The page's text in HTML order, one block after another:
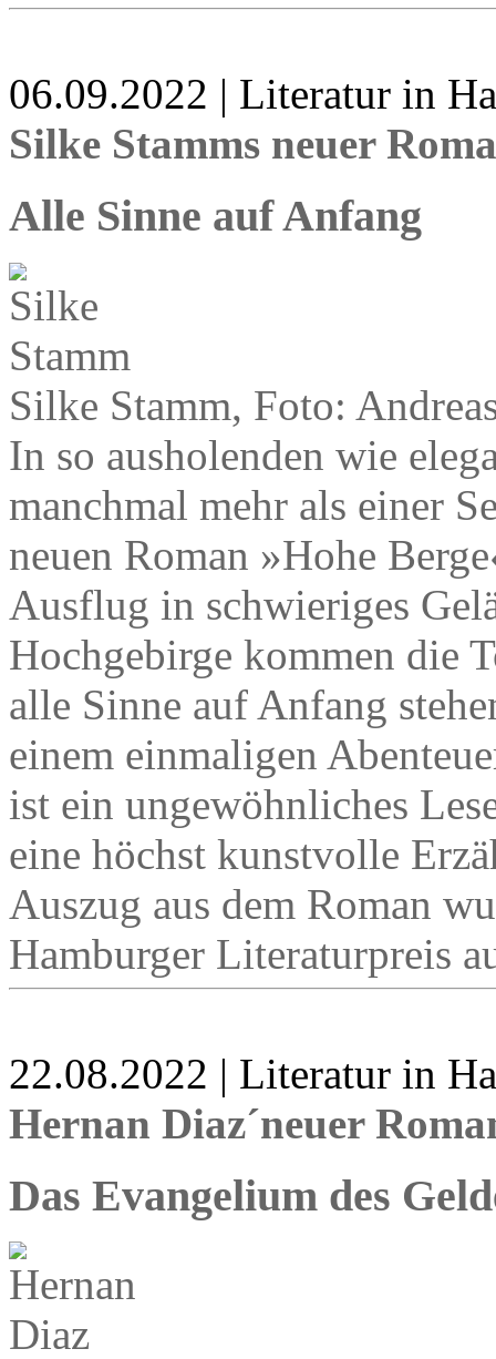
06.09.2022 | Literatur in
Silke Stamms neuer
Alle Sinne auf Anfang
Silke Stamm, Foto:
In so ausholenden wie
manchmal mehr als einer
neuen Roman »Hohe
Ausflug in schwieriges
Hochgebirge kommen die
alle Sinne auf Anfang
einem einmaligen
ist ein ungewöhnliches
eine höchst kunstvolle
Auszug aus dem Roman
Hamburger Literaturpreis
22.08.2022 | Literatur in
Hernan Diaz´neuer
Das Evangelium des